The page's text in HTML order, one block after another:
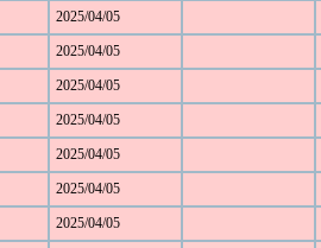
2025/04/05
2025/04/05
2025/04/05
2025/04/05
2025/04/05
2025/04/05
2025/04/05